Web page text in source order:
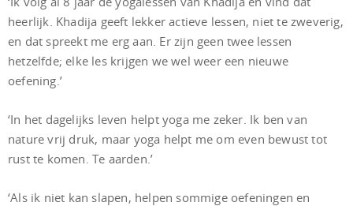
heerlijk. Khadija geeft lekker actieve lessen, niet te zweverig,
en dat spreekt me erg aan. Er zijn geen twee lessen
hetzelfde; elke les krijgen we wel weer een nieuwe
oefening.’
‘In het dagelijks leven helpt yoga me zeker. Ik ben van
nature vrij druk, maar yoga helpt me om even bewust tot
rust te komen. Te aarden.’
‘Als ik niet kan slapen, helpen sommige oefeningen en